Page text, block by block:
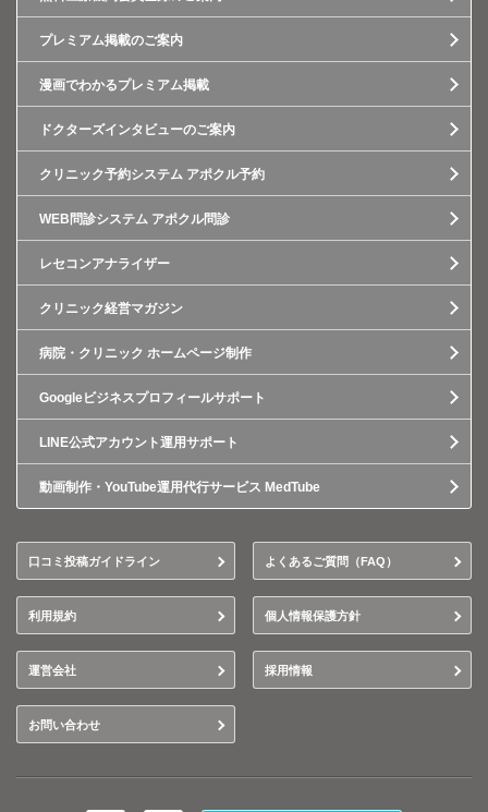
プレミアム掲載のご案内
漫画でわかるプレミアム掲載
ドクターズインタビューのご案内
クリニック予約システム アポクル予約
WEB問診システム アポクル問診
レセコンアナライザー
クリニック経営マガジン
病院・クリニック ホームページ制作
Googleビジネスプロフィールサポート
LINE公式アカウント運用サポート
動画制作・YouTube運用代行サービス MedTube
口コミ投稿ガイドライン よくあるご質問（FAQ）
利用規約 個人情報保護方針
運営会社 採用情報
お問い合わせ